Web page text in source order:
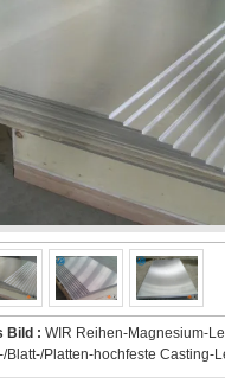
Bild : WIR Reihen-Magnesium-
Blatt-/Platten-hochfeste Casting-